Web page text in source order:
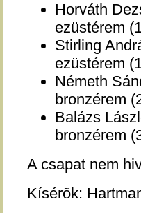
Horváth
ezüstérem
Stirling
ezüstérem
Németh
bronzérem
Balázs
bronzérem
A csapat nem
Kísérõk: